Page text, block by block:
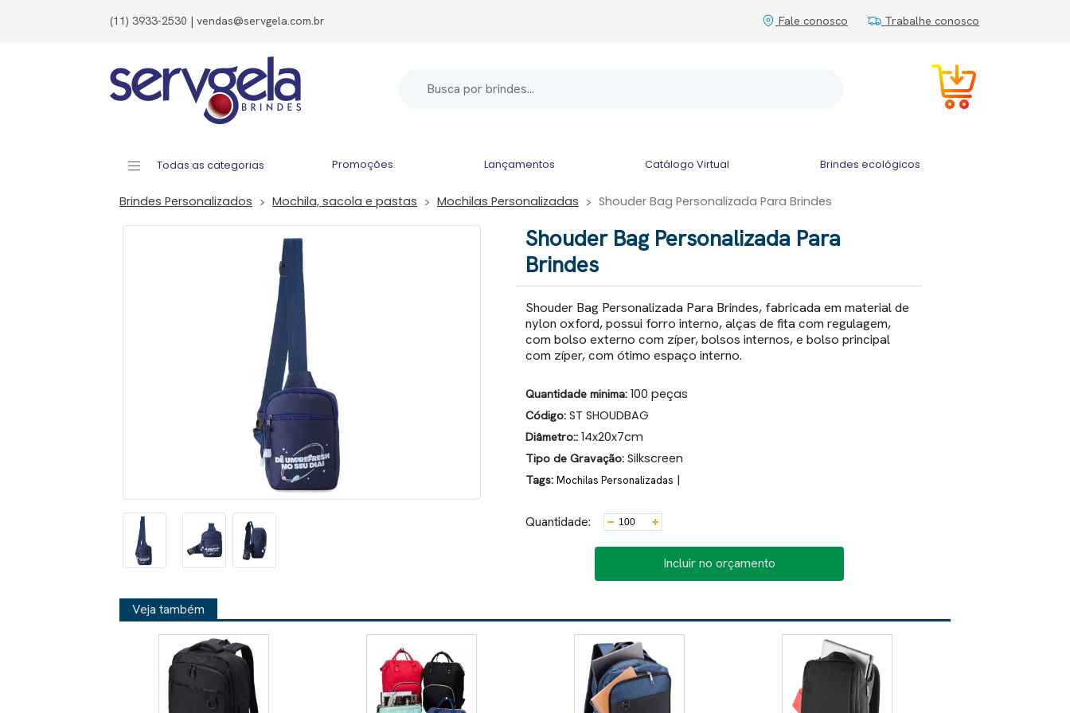
(11) 3933-2530 | vendas@servgela.com.br Fale conosco Trabalhe conosco
Todas as categorias Promoções Lançamentos Catálogo Virtual Brindes ecológicos
Brindes Personalizados Mochila, sacola e pastas Mochilas Personalizadas Shouder Bag Personalizada Para Brindes
Shouder Bag Personalizada Para
Brindes
Shouder Bag Personalizada Para Brindes, fabricada em material de
nylon oxford, possui forro interno, alças de fita com regulagem,
com bolso externo com zíper, bolsos internos, e bolso principal
com zíper, com ótimo espaço interno.
Quantidade minima: 100 peças
Código: ST SHOUDBAG
Diâmetro:: 14x20x7cm
Tipo de Gravação: Silkscreen
Tags: Mochilas Personalizadas |
Quantidade:
Incluir no orçamento
Veja também